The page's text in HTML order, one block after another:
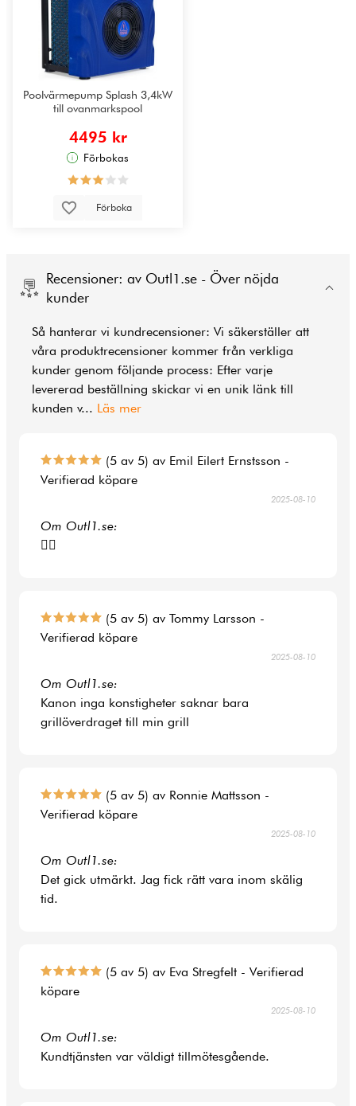
Poolvärmepump Splash 3,4kW
till ovanmarkspool
4495 kr
Förbokas
Förboka
Recensioner: av Outl1.se - Över nöjda
kunder
Så hanterar vi kundrecensioner: Vi säkerställer att
våra produktrecensioner kommer från verkliga
kunder genom följande process: Efter varje
levererad beställning skickar vi en unik länk till
kunden v... Läs mer
(5 av 5) av Emil Eilert Ernstsson -
Verifierad köpare
2025-08-10
Om Outl1.se:
👍🏻
(5 av 5) av Tommy Larsson -
Verifierad köpare
2025-08-10
Om Outl1.se:
Kanon inga konstigheter saknar bara
grillöverdraget till min grill
(5 av 5) av Ronnie Mattsson -
Verifierad köpare
2025-08-10
Om Outl1.se:
Det gick utmärkt. Jag fick rätt vara inom skälig
tid.
(5 av 5) av Eva Stregfelt - Verifierad
köpare
2025-08-10
Om Outl1.se:
Kundtjänsten var väldigt tillmötesgående.